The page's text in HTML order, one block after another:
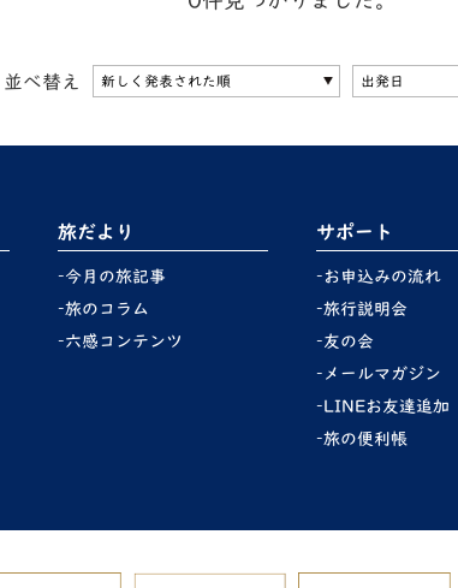
並べ替え
旅だより
今月の旅記事
旅のコラム
六感コンテンツ
サポート
お申込みの流れ
旅行説明会
友の会
メールマガジン
LINEお友達追加
旅の便利帳